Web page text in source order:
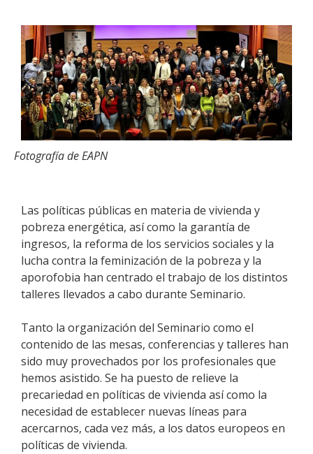
Fotografía de EAPN
Las políticas públicas en materia de vivienda y
pobreza energética, así como la garantía de
ingresos, la reforma de los servicios sociales y la
lucha contra la feminización de la pobreza y la
aporofobia han centrado el trabajo de los distintos
talleres llevados a cabo durante Seminario.
Tanto la organización del Seminario como el
contenido de las mesas, conferencias y talleres han
sido muy provechados por los profesionales que
hemos asistido. Se ha puesto de relieve la
precariedad en políticas de vivienda así como la
necesidad de establecer nuevas líneas para
acercarnos, cada vez más, a los datos europeos en
políticas de vivienda.